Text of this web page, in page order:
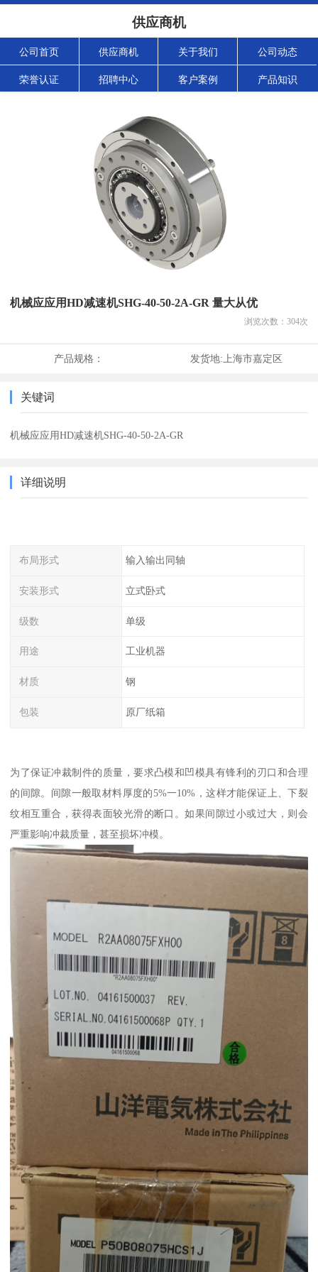
供应商机
公司首页 供应商机 关于我们 公司动态
荣誉认证 招聘中心 客户案例 产品知识
机械应应用HD减速机SHG-40-50-2A-GR 量大从优
浏览次数： 304次
产品规格： 发货地: 上海市嘉定区
关键词
机械应应用HD减速机SHG-40-50-2A-GR
详细说明
布局形式 输入输出同轴
安装形式 立式卧式
级数 单级
用途 工业机器
材质 钢
包装 原厂纸箱
为了保证冲裁制件的质量，要求凸模和凹模具有锋利的刃口和合理
的间隙。间隙一般取材料厚度的5%一10%，这样才能保证上、下裂
纹相互重合，获得表面较光滑的断口。如果间隙过小或过大，则会
严重影响冲裁质量，甚至损坏冲模。